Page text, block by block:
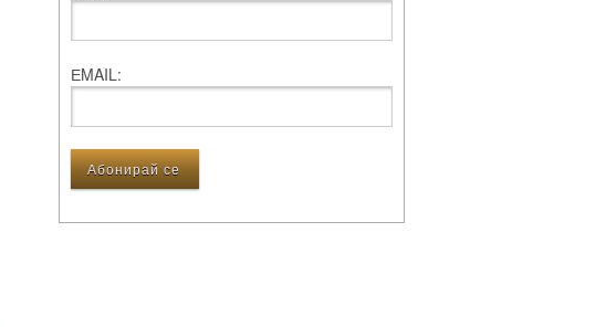
ЕMAIL: